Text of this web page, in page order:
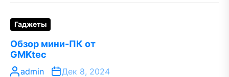
Гаджеты
Обзор мини-ПК от
GMKtec
admin Дек 8, 2024